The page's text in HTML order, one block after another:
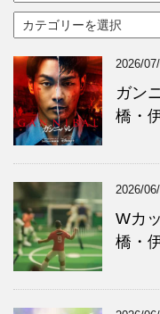
イ
ブ
テ
ゴ
ー
2026/
ガン
橋・
2026/
Wカ
橋・